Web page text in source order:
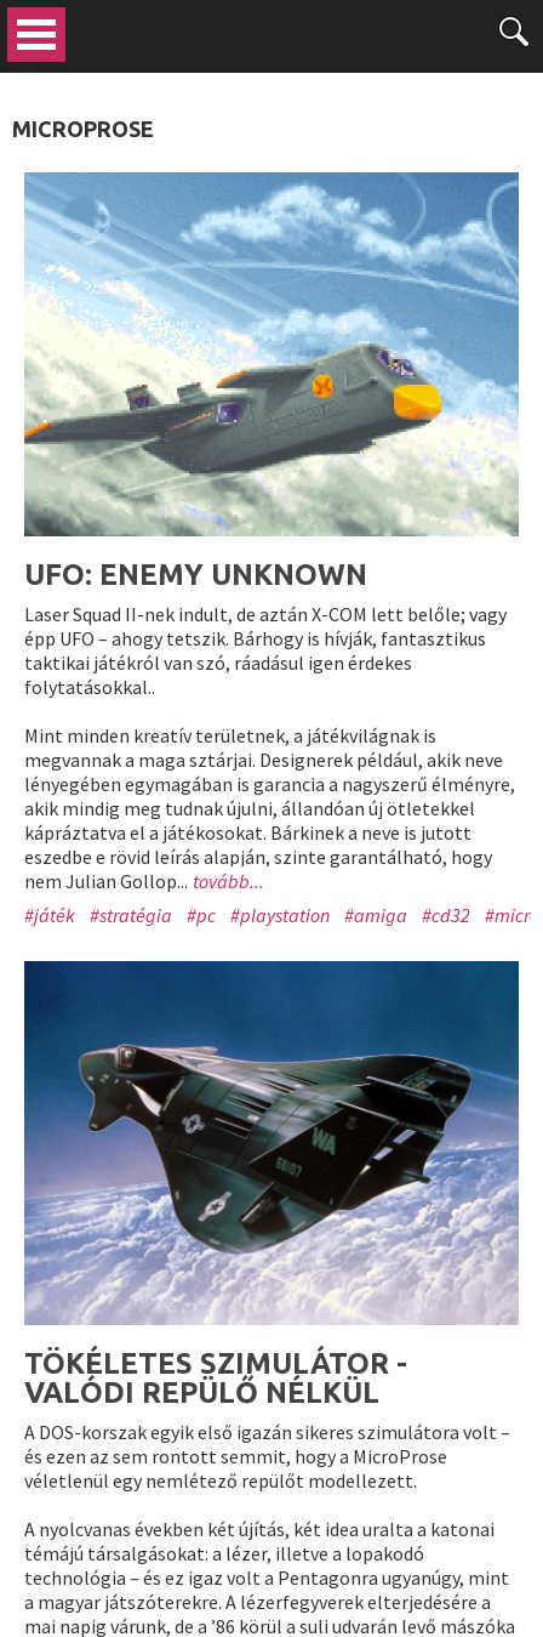
MICROPROSE
UFO: ENEMY UNKNOWN
Laser Squad II-nek indult, de aztán X-COM lett belőle; vagy
épp UFO – ahogy tetszik. Bárhogy is hívják, fantasztikus
taktikai játékról van szó, ráadásul igen érdekes
folytatásokkal..
Mint minden kreatív területnek, a játékvilágnak is
megvannak a maga sztárjai. Designerek például, akik neve
lényegében egymagában is garancia a nagyszerű élményre,
akik mindig meg tudnak újulni, állandóan új ötletekkel
kápráztatva el a játékosokat. Bárkinek a neve is jutott
eszedbe e rövid leírás alapján, szinte garantálható, hogy
nem Julian Gollop... tovább...
#játék #stratégia #pc #playstation #amiga #cd32
TÖKÉLETES SZIMULÁTOR -
VALÓDI REPÜLŐ NÉLKÜL
A DOS-korszak egyik első igazán sikeres szimulátora volt –
és ezen az sem rontott semmit, hogy a MicroProse
véletlenül egy nemlétező repülőt modellezett.
A nyolcvanas években két újítás, két idea uralta a katonai
témájú társalgásokat: a lézer, illetve a lopakodó
technológia – és ez igaz volt a Pentagonra ugyanúgy, mint
a magyar játszóterekre. A lézerfegyverek elterjedésére a
mai napig várunk, de a ’86 körül a suli udvarán levő mászóka